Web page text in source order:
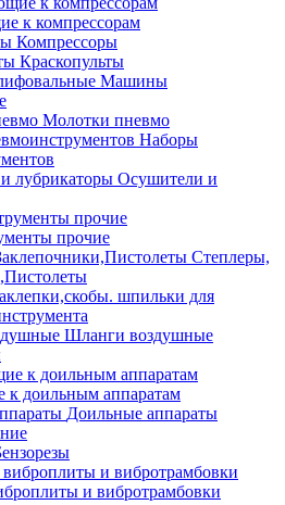
к компрессорам
Компрессоры
Краскопульты
Машины
Молотки пневмо
Наборы
Осушители и
прочие
Степлеры,
шпильки для
Шланги воздушные
к доильным аппаратам
Доильные аппараты
и вибротрамбовки